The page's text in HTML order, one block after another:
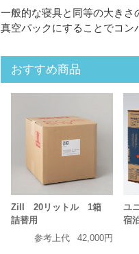
一般的な寝具と同等の大きさ
真空パックにすることでコン
おすすめ商品
ZiII 20リットル 1箱
詰替用
参考上代
42,000円
ユ
宿